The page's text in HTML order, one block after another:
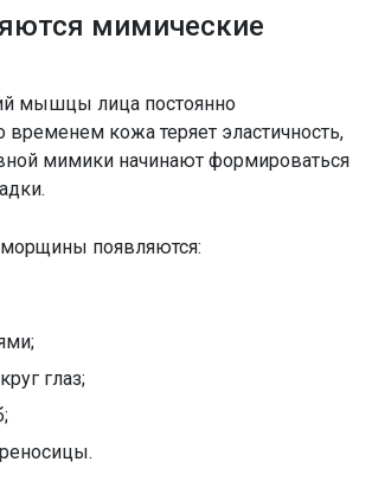
мимические
мышцы лица постоянно
временем кожа теряет эластичность,
мимики начинают формироваться
морщины появляются:
глаз;